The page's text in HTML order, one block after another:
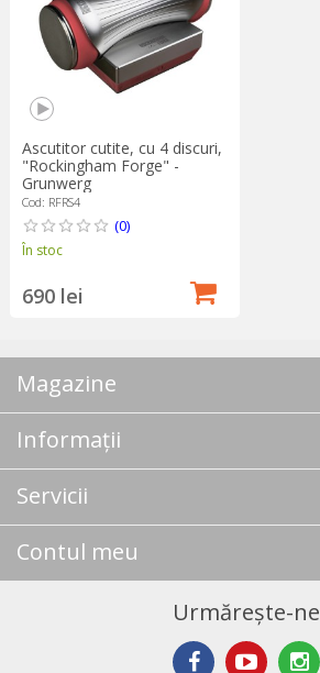
Ascutitor cutite, cu 4 discuri,
"Rockingham Forge" -
Grunwerg
Cod: RFRS4
(0)
În stoc
690 lei
Magazine
Informații
Servicii
Contul meu
Urmărește-ne